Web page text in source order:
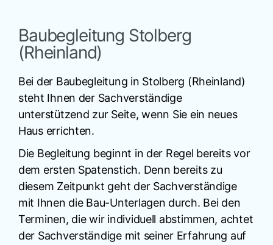
Baubegleitung Stolberg
(Rheinland)
Bei der Baubegleitung in Stolberg (Rheinland)
steht Ihnen der Sachverständige
unterstützend zur Seite, wenn Sie ein neues
Haus errichten.
Die Begleitung beginnt in der Regel bereits vor
dem ersten Spatenstich. Denn bereits zu
diesem Zeitpunkt geht der Sachverständige
mit Ihnen die Bau-Unterlagen durch. Bei den
Terminen, die wir individuell abstimmen, achtet
der Sachverständige mit seiner Erfahrung auf